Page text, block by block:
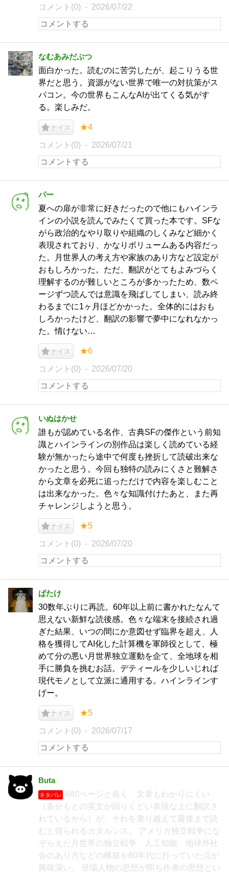
コメント(0) 2026/07/22
なむあみだぶつ
面白かった。読むのに苦労したが、起こりうる世
界だと思う。資源がない世界で唯一の対抗策がス
パコン。今の世界もこんなAIが出てくる気がす
る。楽しみだ。
ナイス ★4
コメント(0) 2026/07/21
パー
夏への扉が非常に好きだったので他にもハインラ
インの小説を読んでみたくて買った本です。SFな
がら政治的なやり取りや組織のしくみなど細かく
表現されており、かなりボリュームある内容だっ
た。月世界人の考え方や家族のあり方など設定が
おもしろかった。ただ、翻訳がとてもよみづらく
理解するのが難しいところが多かったため、数ペ
ージずつ読んでは意識を飛ばしてしまい、読み終
わるまでに1ヶ月ほどかかった。全体的にはおも
しろかったけど、翻訳の影響で夢中になれなかっ
た。情けない…
ナイス ★6
コメント(0) 2026/07/20
いぬはかせ
誰もが認めている名作、古典SFの傑作という前知
識とハインラインの別作品は楽しく読めている経
験が無かったら途中で何度も挫折して読破出来な
かったと思う。今回も独特の読みにくさと難解さ
から文章を必死に追っただけで内容を楽しむこと
は出来なかった。色々な知識付けたあと、また再
チャレンジしようと思う。
ナイス ★5
コメント(0) 2026/07/20
ぱたけ
30数年ぶりに再読。60年以上前に書かれたなんて
思えない新鮮な読後感。色々な端末を接続され過
ぎた結果、いつの間にか意図せず臨界を超え、人
格を獲得してAI化した計算機を軍師役として、極
めて分の悪い月世界独立運動を企て、全地球を相
手に勝負を挑むお話。デティールを少しいじれば
現代モノとして立派に通用する。ハインラインす
げー。
ナイス ★5
コメント(0) 2026/07/17
Buta
ネタバレ
680ページと長く、文章もわかりにくい
（多分もとの英文が回りくどい表現な上に翻訳さ
れているから）が、それを乗り越えて最後まで読
むと得られるカタルシス。 アメリカ独立戦争にな
ぞらえた月世界の独立戦争、人工知能、地球外社
会のあり方などの構築を60年代に行っていた点が
興味深い。 登場人物の思想が即ち作者の思想とい